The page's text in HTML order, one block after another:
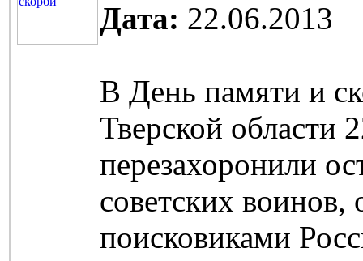
Дата: 22.06.2013
В День памяти и
Тверской области
перезахоронили
советских
поисковиками